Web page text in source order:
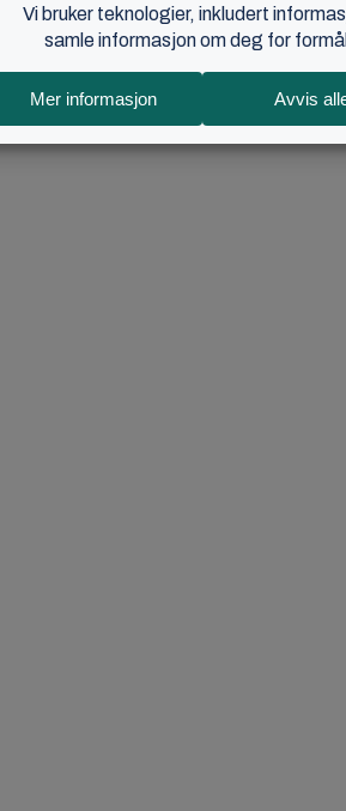
priser som tilsvarer deres
program. På dagtid er
Her deltar også